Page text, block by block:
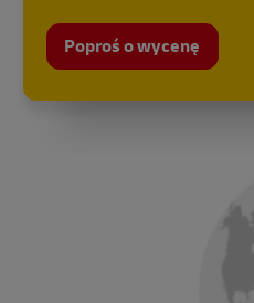
Poproś o wycenę